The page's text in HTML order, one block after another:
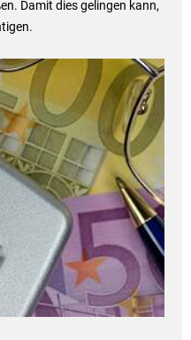
Damit dies gelingen kann,